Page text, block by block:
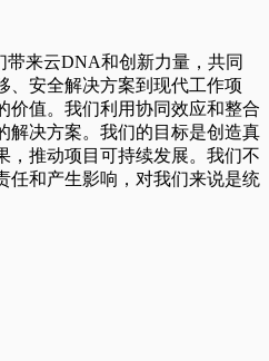
带来云DNA和创新力量，共同
、安全解决方案到现代工作项
价值。我们利用协同效应和整合
解决方案。我们的目标是创造真
，推动项目可持续发展。我们不
任和产生影响，对我们来说是统